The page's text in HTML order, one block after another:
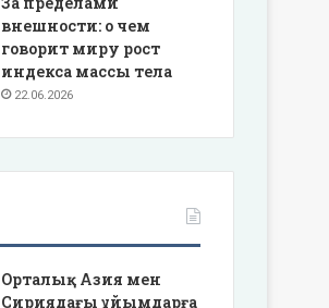
внешности: о чем
говорит миру рост
индекса массы тела
22.06.2026
Орталық Азия мен
Сириядағы ұйымдарға